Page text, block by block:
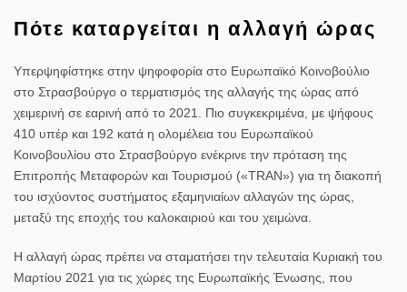
Πότε καταργείται η αλλαγή ώρας
Υπερψηφίστηκε στην ψηφοφορία στο Ευρωπαϊκό Κοινοβούλιο
στο Στρασβούργο ο τερματισμός της αλλαγής της ώρας από
χειμερινή σε εαρινή από το 2021. Πιο συγκεκριμένα, με ψήφους
410 υπέρ και 192 κατά η ολομέλεια του Ευρωπαϊκού
Κοινοβουλίου στο Στρασβούργο ενέκρινε την πρόταση της
Επιτροπής Μεταφορών και Τουρισμού («TRAN») για τη διακοπή
του ισχύοντος συστήματος εξαμηνιαίων αλλαγών της ώρας,
μεταξύ της εποχής του καλοκαιριού και του χειμώνα.
H αλλαγή ώρας πρέπει να σταματήσει την τελευταία Κυριακή του
Μαρτίου 2021 για τις χώρες της Ευρωπαϊκής Ένωσης, που